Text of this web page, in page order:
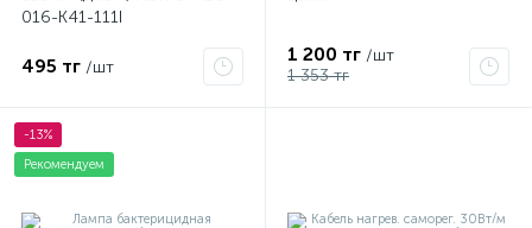
016-K41-111I
495 тг /шт
1 200 тг /шт
1 353 тг
-13%
Рекомендуем